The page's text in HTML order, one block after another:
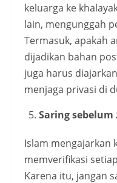
keluarga ke
lain, mengunggah
Termasuk, apakah
dijadikan bahan
juga harus
menjaga privasi di
Saring sebelum
Islam mengajarkan
memverifikasi
Karena itu, jangan